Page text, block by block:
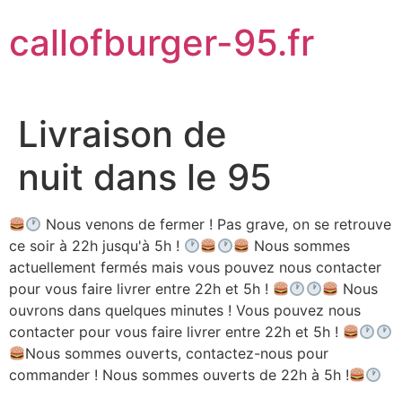
contenu
callofburger-95.fr
Livraison de
nuit dans le 95
Nous venons de fermer ! Pas grave, on se retrouve
ce soir à 22h jusqu'à 5h !
Nous sommes
actuellement fermés mais vous pouvez nous contacter
pour vous faire livrer entre 22h et 5h !
Nous
ouvrons dans quelques minutes ! Vous pouvez nous
contacter pour vous faire livrer entre 22h et 5h !
Nous sommes ouverts, contactez-nous pour
commander ! Nous sommes ouverts de 22h à 5h !